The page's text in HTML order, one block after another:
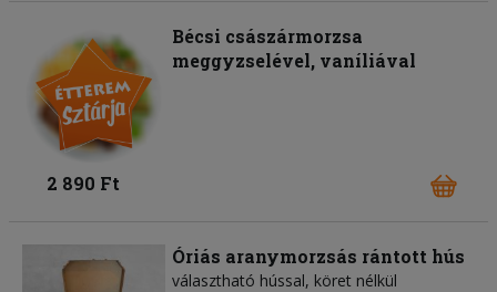
Bécsi császármorzsa
meggyzselével, vaníliával
2 890 Ft
Óriás aranymorzsás rántott hús
választható hússal, köret nélkül